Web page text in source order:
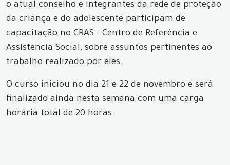
o atual conselho e integrantes da rede de proteção
da criança e do adolescente participam de
capacitação no CRAS - Centro de Referência e
Assistência Social, sobre assuntos pertinentes ao
trabalho realizado por eles.
O curso iniciou no dia 21 e 22 de novembro e será
finalizado ainda nesta semana com uma carga
horária total de 20 horas.